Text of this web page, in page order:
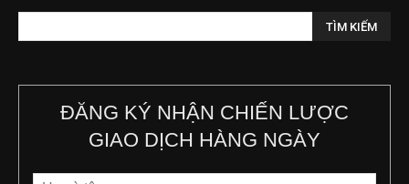
ĐĂNG KÝ NHẬN CHIẾN LƯỢC
GIAO DỊCH HÀNG NGÀY